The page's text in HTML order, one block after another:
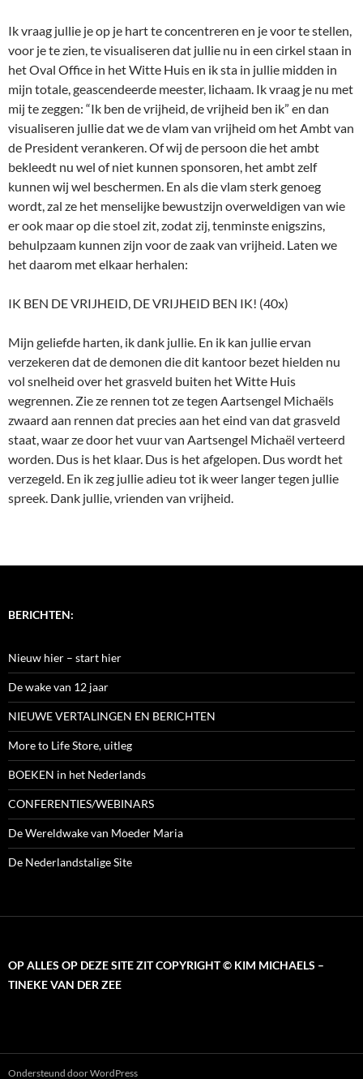
Ik vraag jullie je op je hart te concentreren en je voor te stellen,
voor je te zien, te visualiseren dat jullie nu in een cirkel staan in
het Oval Office in het Witte Huis en ik sta in jullie midden in
mijn totale, geascendeerde meester, lichaam. Ik vraag je nu met
mij te zeggen: “Ik ben de vrijheid, de vrijheid ben ik” en dan
visualiseren jullie dat we de vlam van vrijheid om het Ambt van
de President verankeren. Of wij de persoon die het ambt
bekleedt nu wel of niet kunnen sponsoren, het ambt zelf
kunnen wij wel beschermen. En als die vlam sterk genoeg
wordt, zal ze het menselijke bewustzijn overweldigen van wie
er ook maar op die stoel zit, zodat zij, tenminste enigszins,
behulpzaam kunnen zijn voor de zaak van vrijheid. Laten we
het daarom met elkaar herhalen:
IK BEN DE VRIJHEID, DE VRIJHEID BEN IK! (40x)
Mijn geliefde harten, ik dank jullie. En ik kan jullie ervan
verzekeren dat de demonen die dit kantoor bezet hielden nu
vol snelheid over het grasveld buiten het Witte Huis
wegrennen. Zie ze rennen tot ze tegen Aartsengel Michaëls
zwaard aan rennen dat precies aan het eind van dat grasveld
staat, waar ze door het vuur van Aartsengel Michaël verteerd
worden. Dus is het klaar. Dus is het afgelopen. Dus wordt het
verzegeld. En ik zeg jullie adieu tot ik weer langer tegen jullie
spreek. Dank jullie, vrienden van vrijheid.
BERICHTEN:
Nieuw hier – start hier
De wake van 12 jaar
NIEUWE VERTALINGEN EN BERICHTEN
More to Life Store, uitleg
BOEKEN in het Nederlands
CONFERENTIES/WEBINARS
De Wereldwake van Moeder Maria
De Nederlandstalige Site
OP ALLES OP DEZE SITE ZIT COPYRIGHT © KIM MICHAELS –
TINEKE VAN DER ZEE
Ondersteund door WordPress